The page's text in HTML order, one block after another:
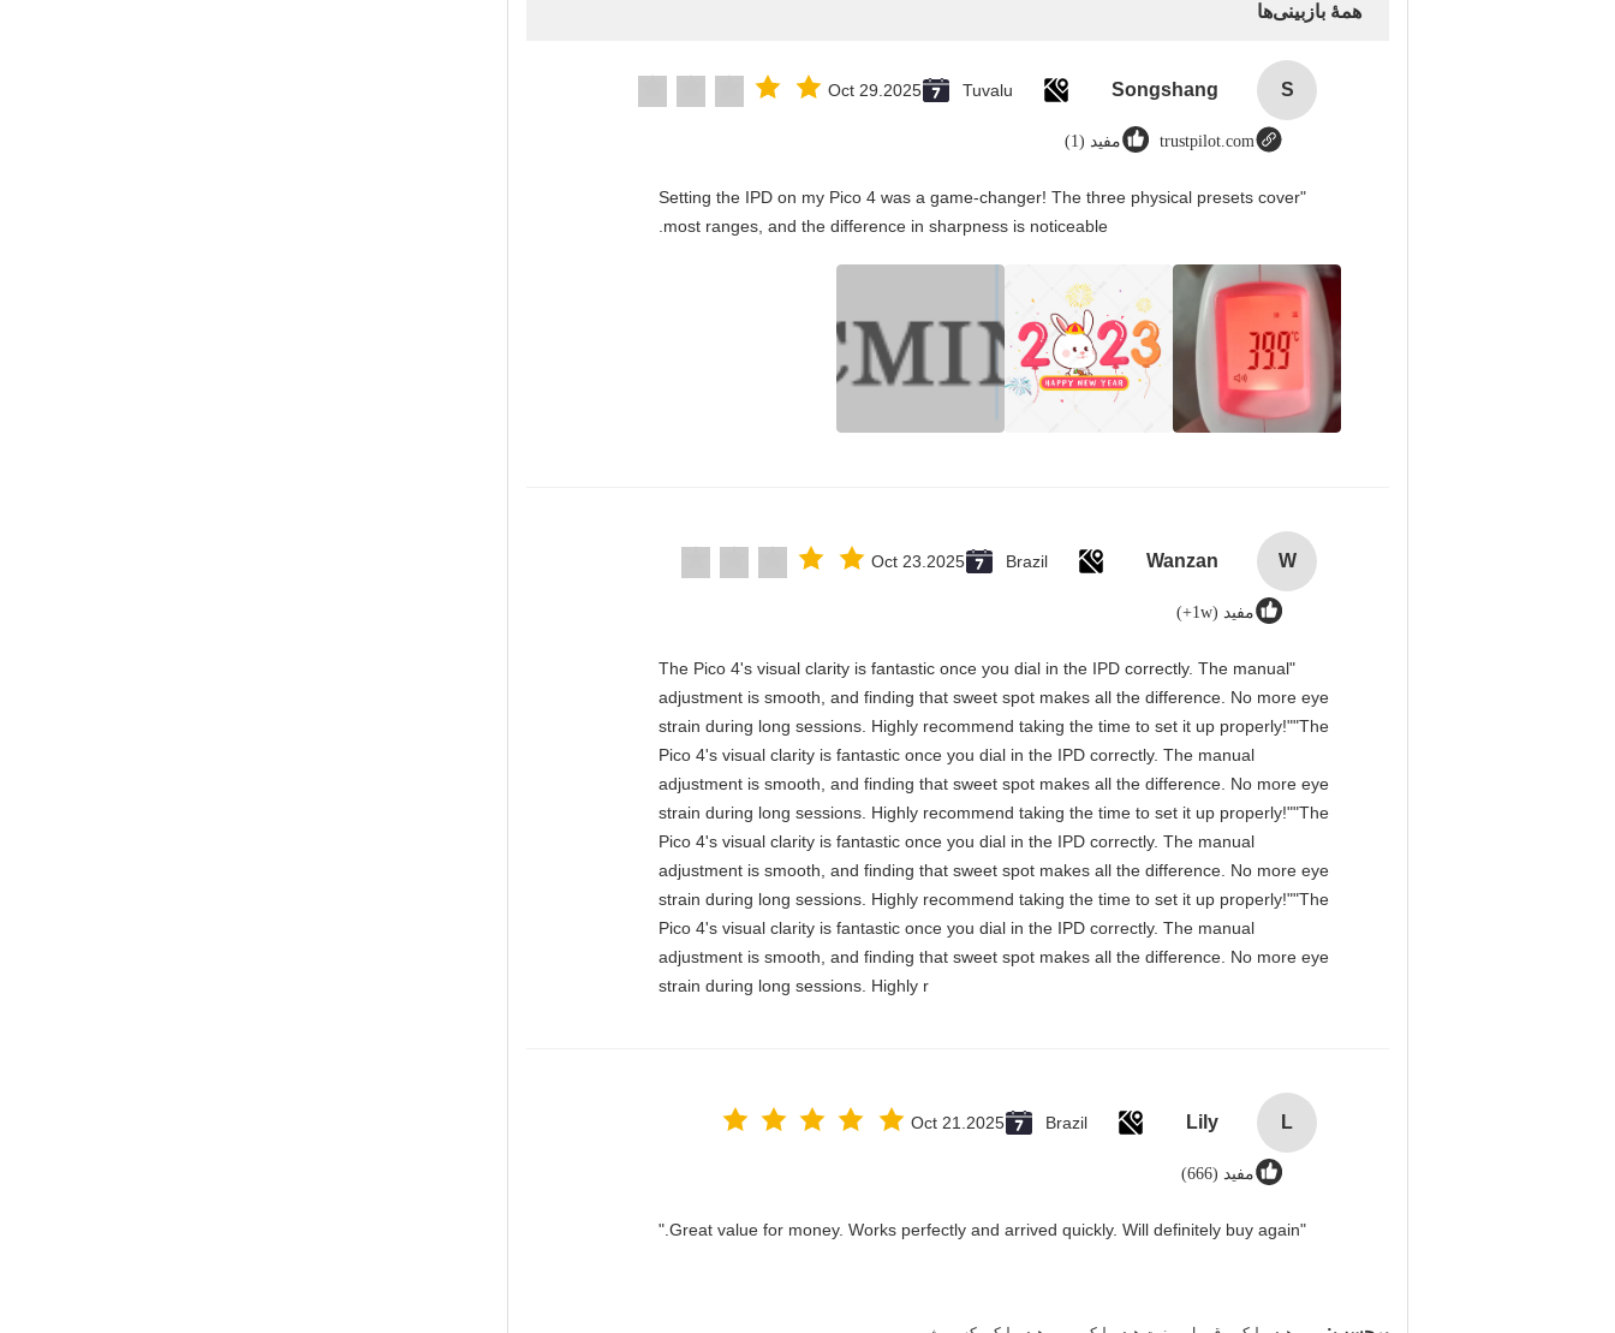
همهٔ بازبینی‌ها
S
Songshang
Tuvalu
Oct 29.2025
trustpilot.com مفید (1)
"Setting the IPD on my Pico 4 was a game-changer! The three physical presets cover
most ranges, and the difference in sharpness is noticeable.
W
Wanzan
Brazil
Oct 23.2025
مفید (1w+)
"The Pico 4's visual clarity is fantastic once you dial in the IPD correctly. The manual
adjustment is smooth, and finding that sweet spot makes all the difference. No more eye
strain during long sessions. Highly recommend taking the time to set it up properly!""The
Pico 4's visual clarity is fantastic once you dial in the IPD correctly. The manual
adjustment is smooth, and finding that sweet spot makes all the difference. No more eye
strain during long sessions. Highly recommend taking the time to set it up properly!""The
Pico 4's visual clarity is fantastic once you dial in the IPD correctly. The manual
adjustment is smooth, and finding that sweet spot makes all the difference. No more eye
strain during long sessions. Highly recommend taking the time to set it up properly!""The
Pico 4's visual clarity is fantastic once you dial in the IPD correctly. The manual
adjustment is smooth, and finding that sweet spot makes all the difference. No more eye
strain during long sessions. Highly r
L
Lily
Brazil
Oct 21.2025
مفید (666)
"Great value for money. Works perfectly and arrived quickly. Will definitely buy again."